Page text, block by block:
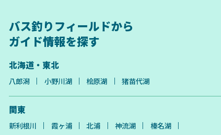
バス釣りフィールドから
ガイド情報を探す
北海道・東北
八郎潟 小野川湖 桧原湖 猪苗代湖
関東
新利根川 霞ヶ浦 北浦 神流湖
榛名湖